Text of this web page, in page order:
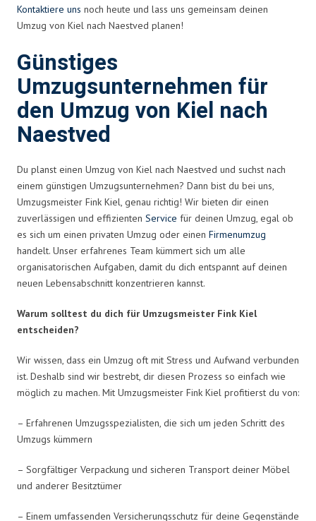
Kontaktiere uns noch heute und lass uns gemeinsam deinen
Umzug von Kiel nach Naestved planen!
Günstiges
Umzugsunternehmen für
den Umzug von Kiel nach
Naestved
Du planst einen Umzug von Kiel nach Naestved und suchst nach
einem günstigen Umzugsunternehmen? Dann bist du bei uns,
Umzugsmeister Fink Kiel, genau richtig! Wir bieten dir einen
zuverlässigen und effizienten Service für deinen Umzug, egal ob
es sich um einen privaten Umzug oder einen Firmenumzug
handelt. Unser erfahrenes Team kümmert sich um alle
organisatorischen Aufgaben, damit du dich entspannt auf deinen
neuen Lebensabschnitt konzentrieren kannst.
Warum solltest du dich für Umzugsmeister Fink Kiel
entscheiden?
Wir wissen, dass ein Umzug oft mit Stress und Aufwand verbunden
ist. Deshalb sind wir bestrebt, dir diesen Prozess so einfach wie
möglich zu machen. Mit Umzugsmeister Fink Kiel profitierst du von:
– Erfahrenen Umzugsspezialisten, die sich um jeden Schritt des
Umzugs kümmern
– Sorgfältiger Verpackung und sicheren Transport deiner Möbel
und anderer Besitztümer
– Einem umfassenden Versicherungsschutz für deine Gegenstände